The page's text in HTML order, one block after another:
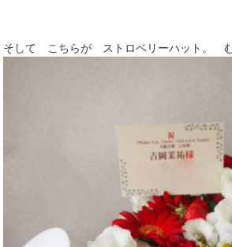
そして こちらが ストロベリーハット。 む